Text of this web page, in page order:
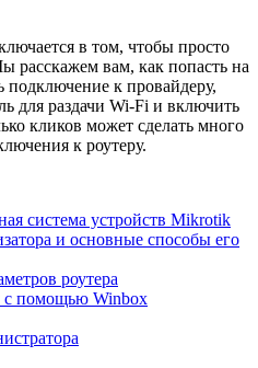
в том, чтобы просто
расскажем вам, как попасть на
подключение к провайдеру,
для раздачи Wi-Fi и включить
кликов может сделать много
к роутеру.
система устройств Mikrotik
и основные способы его
роутера
с помощью Winbox